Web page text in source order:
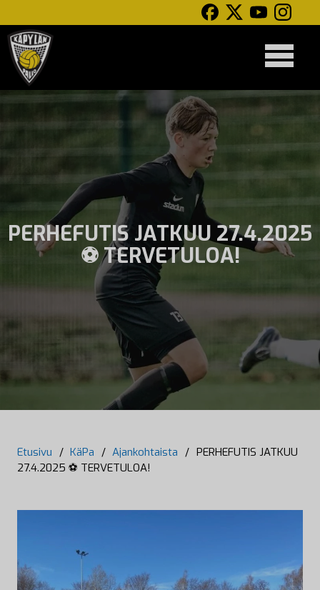
PERHEFUTIS JATKUU 27.4.2025
⚽ TERVETULOA!
Etusivu / KäPa / Ajankohtaista / PERHEFUTIS JATKUU
27.4.2025 ⚽ TERVETULOA!